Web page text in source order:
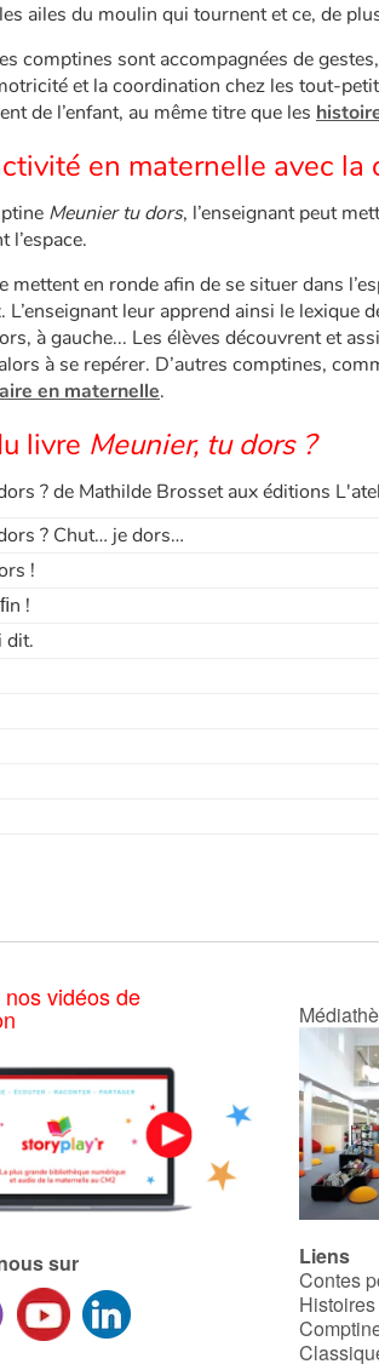
ailes du moulin qui tournent et ce, de
comptines sont accompagnées de
et la coordination chez les tout-
de l’enfant, au même titre que les
en maternelle avec la
Meunier tu dors, l’enseignant peut
l’espace.
mettent en ronde afin de se situer dans
L’enseignant leur apprend ainsi le lexique
à gauche... Les élèves découvrent et
à se repérer. D’autres comptines,
en maternelle.
livre Meunier, tu dors ?
? de Mathilde Brosset aux éditions
? Chut… je dors…
!
!
dit.
vidéos de
sur
Liens
Contes